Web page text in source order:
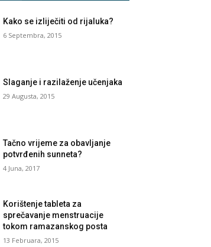
Kako se izliječiti od rijaluka?
6 Septembra, 2015
Slaganje i razilaženje učenjaka
29 Augusta, 2015
Tačno vrijeme za obavljanje
potvrđenih sunneta?
4 Juna, 2017
Korištenje tableta za
sprečavanje menstruacije
tokom ramazanskog posta
13 Februara, 2015